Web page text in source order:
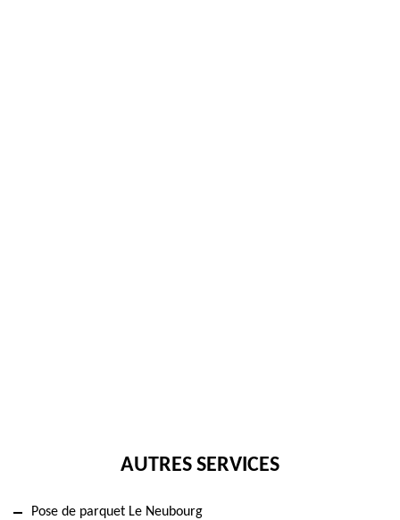
AUTRES SERVICES
Pose de parquet Le Neubourg